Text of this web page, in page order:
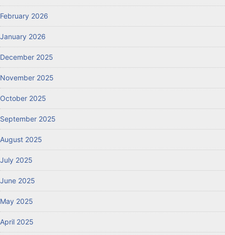
February 2026
January 2026
December 2025
November 2025
October 2025
September 2025
August 2025
July 2025
June 2025
May 2025
April 2025